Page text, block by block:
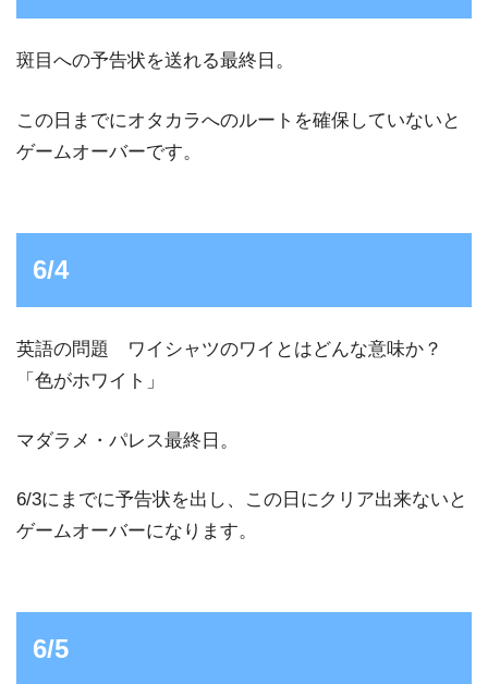
斑目への予告状を送れる最終日。
この日までにオタカラへのルートを確保していないと
ゲームオーバーです。
6/4
英語の問題 ワイシャツのワイとはどんな意味か？
「色がホワイト」
マダラメ・パレス最終日。
6/3にまでに予告状を出し、この日にクリア出来ないと
ゲームオーバーになります。
6/5